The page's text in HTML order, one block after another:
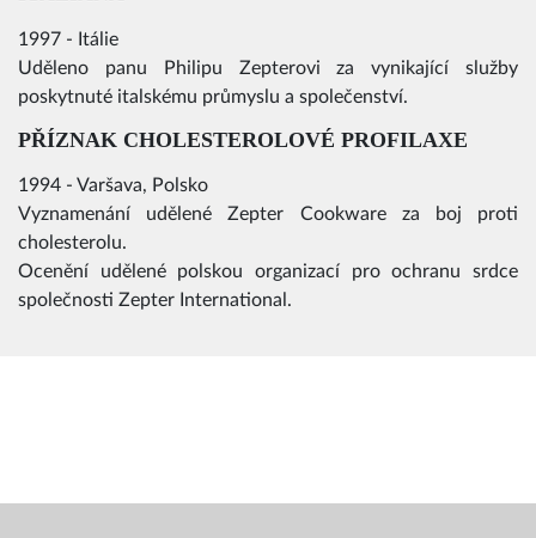
1997 - Itálie
Uděleno panu Philipu Zepterovi za vynikající služby
poskytnuté italskému průmyslu a společenství.
PŘÍZNAK CHOLESTEROLOVÉ PROFILAXE
1994 - Varšava, Polsko
Vyznamenání udělené Zepter Cookware za boj proti
cholesterolu.
Ocenění udělené polskou organizací pro ochranu srdce
společnosti Zepter International.